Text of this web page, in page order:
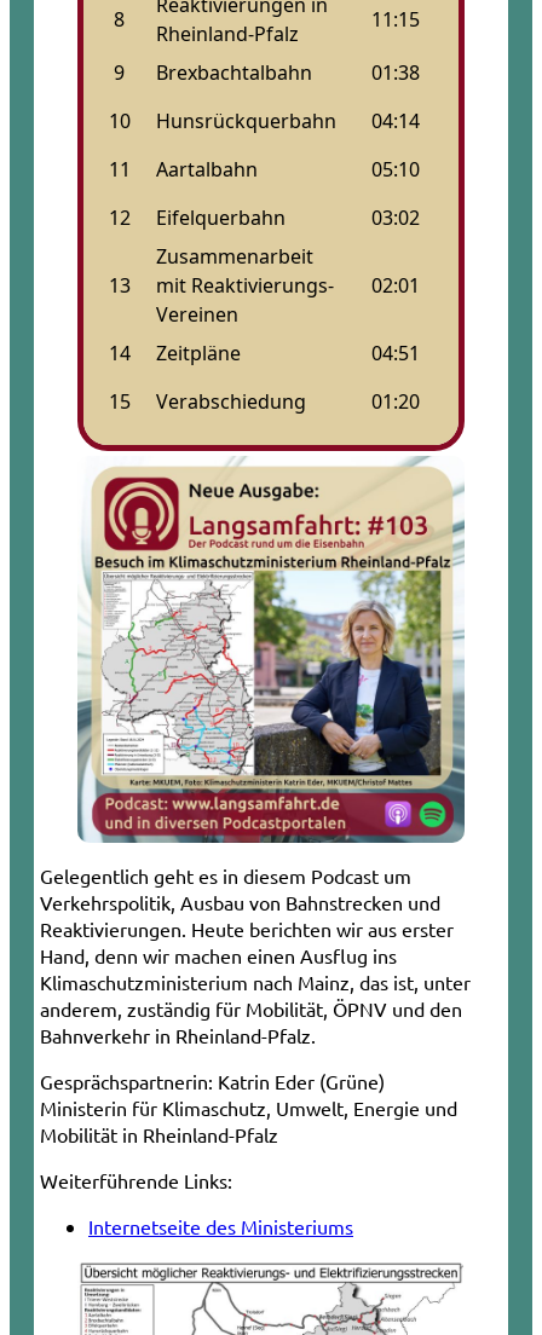
Gelegentlich geht es in diesem Podcast um
Verkehrspolitik, Ausbau von Bahnstrecken und
Reaktivierungen. Heute berichten wir aus erster
Hand, denn wir machen einen Ausflug ins
Klimaschutzministerium nach Mainz, das ist, unter
anderem, zuständig für Mobilität, ÖPNV und den
Bahnverkehr in Rheinland-Pfalz.
Gesprächspartnerin: Katrin Eder (Grüne)
Ministerin für Klimaschutz, Umwelt, Energie und
Mobilität in Rheinland-Pfalz
Weiterführende Links:
Internetseite des Ministeriums